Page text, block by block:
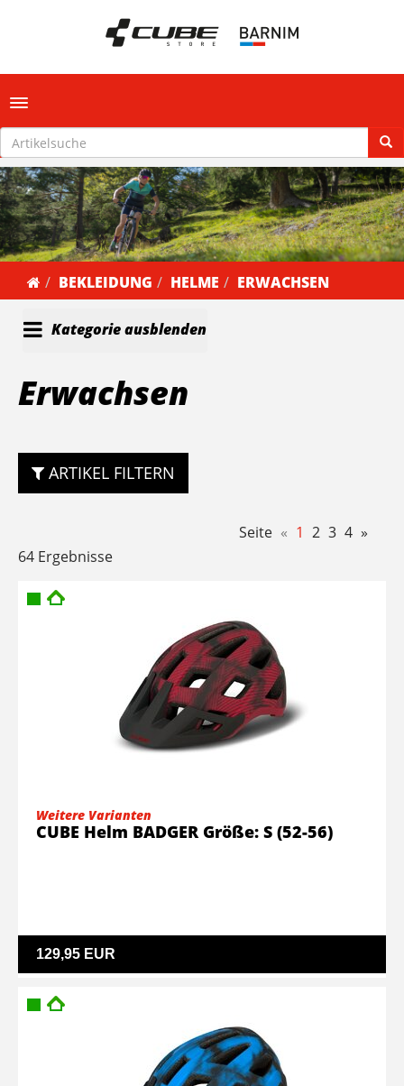
Toggle navigation
BEKLEIDUNG HELME ERWACHSEN
Kategorie ausblenden
Erwachsen
ARTIKEL FILTERN
Seite « 1 2 3 4 »
64 Ergebnisse
129,95 EUR
Weitere Varianten
CUBE Helm BADGER Größe: S (52-56)